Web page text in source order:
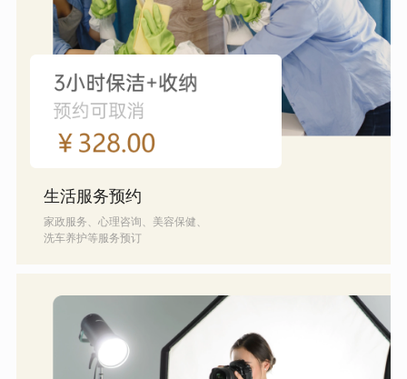
生活服务预约
家政服务、心理咨询、美容保健、
洗车养护等服务预订